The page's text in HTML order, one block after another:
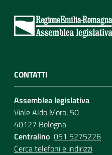
CONTATTI
Assemblea legislativa
Viale Aldo Moro, 50
40127 Bologna
Centralino 051 5275226
Cerca telefoni e indirizzi